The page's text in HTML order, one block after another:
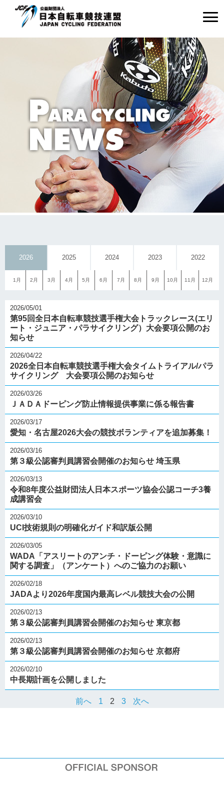
2026 2025 2024 2023 2022
1月 2月 3月 4月 5月 6月 7月 8月 9月 10月 11月 12月
2026/05/01
第95回全日本自転車競技選手権大会トラックレース(エリ
ート・ジュニア・パラサイクリング）大会要項公開のお
知らせ
2026/04/22
2026全日本自転車競技選手権大会タイムトライアル/パラ
サイクリング 大会要項公開のお知らせ
2026/03/26
ＪＡＤＡドーピング防止情報提供事業に係る報告書
2026/03/17
愛知・名古屋2026大会の競技ボランティアを追加募集！
2026/03/16
第３級公認審判員講習会開催のお知らせ 埼玉県
2026/03/13
令和8年度公益財団法人日本スポーツ協会公認コーチ3養
成講習会
2026/03/10
UCI技術規則の明確化ガイド和訳版公開
2026/03/05
WADA「アスリートのアンチ・ドーピング体験・意識に
関する調査」（アンケート）へのご協力のお願い
2026/02/18
JADAより2026年度国内最高レベル競技大会の公開
2026/02/13
第３級公認審判員講習会開催のお知らせ 東京都
2026/02/13
第３級公認審判員講習会開催のお知らせ 京都府
2026/02/10
中長期計画を公開しました
前へ 1 2 3 次へ